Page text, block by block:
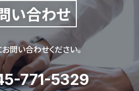
い合わせ
問い合わせください。
771-5329